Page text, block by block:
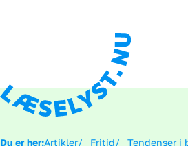
Du er her:Artikler Fritid Tendenser